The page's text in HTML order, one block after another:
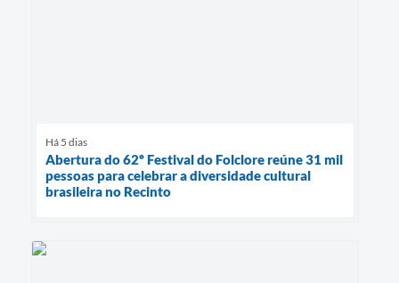
Há 5 dias
Abertura do 62º Festival do Folclore reúne 31 mil
pessoas para celebrar a diversidade cultural
brasileira no Recinto